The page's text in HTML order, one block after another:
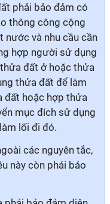
phải bảo đảm có
thông công cộng
nước và nhu cầu cần
hợp người sử dụng
đất ở hoặc thửa
thửa đất để làm
đất hoặc hợp thửa
mục đích sử dụng
lối đi đó.
các nguyên tắc,
này còn phải bảo